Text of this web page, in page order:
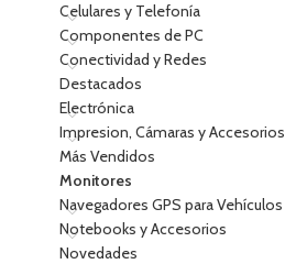
Celulares y Telefonía
Componentes de PC
Conectividad y Redes
Destacados
Electrónica
Impresion, Cámaras y Accesorios
Más Vendidos
Monitores
Navegadores GPS para Vehículos
Notebooks y Accesorios
Novedades